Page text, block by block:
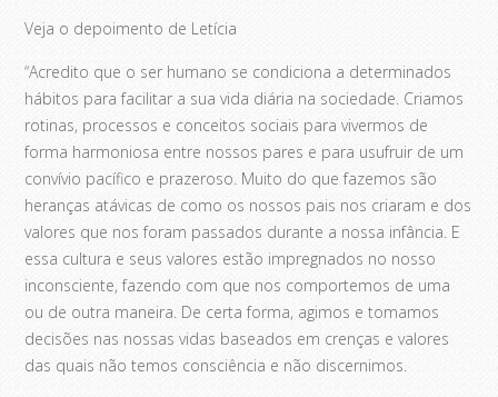
Veja o depoimento de Letícia
“Acredito que o ser humano se condiciona a determinados
hábitos para facilitar a sua vida diária na sociedade. Criamos
rotinas, processos e conceitos sociais para vivermos de
forma harmoniosa entre nossos pares e para usufruir de um
convívio pacífico e prazeroso. Muito do que fazemos são
heranças atávicas de como os nossos pais nos criaram e dos
valores que nos foram passados durante a nossa infância. E
essa cultura e seus valores estão impregnados no nosso
inconsciente, fazendo com que nos comportemos de uma
ou de outra maneira. De certa forma, agimos e tomamos
decisões nas nossas vidas baseados em crenças e valores
das quais não temos consciência e não discernimos.